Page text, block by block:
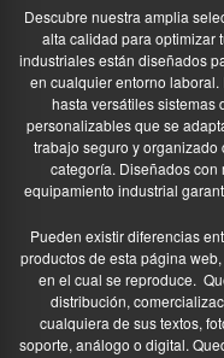
Descubre nuestra amplia
alta calidad para optimizar
industriales están diseñados
en cualquier entorno
hasta versátiles sistemas
personalizables que se
trabajo seguro y
categoría. Diseñados con
equipamiento industrial
Pueden existir diferencias
productos de esta página
en el cual se reproduce.
distribución,
cualquiera de sus textos,
soporte, análogo o digital.